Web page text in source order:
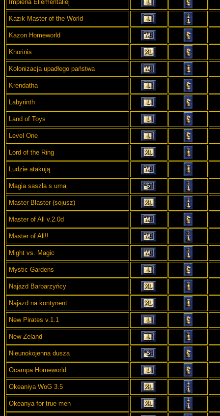
Impieria Eliementaliej
Kazik Master of the World
Kazon Homeworld
Khorinis
Kolonizacja upadłego państwa
Krendatha
Labyrinth
Land of Toys
Level One
Lord of the Ring
Ludzie atakują
Magia saszła s uma
Master Blaster (sojusz)
Master of All v.2.0d
Master of All!!
Might vs. Magic
Mystic Gardens
Najazd Barbarzyńcy
Najazd na kontynent
New Pirates v.1.1
New Zeland
Nieunokojenna dusza
Ocampa Homeworld
Okeaniya WoG 3.5
Okeanya for true men